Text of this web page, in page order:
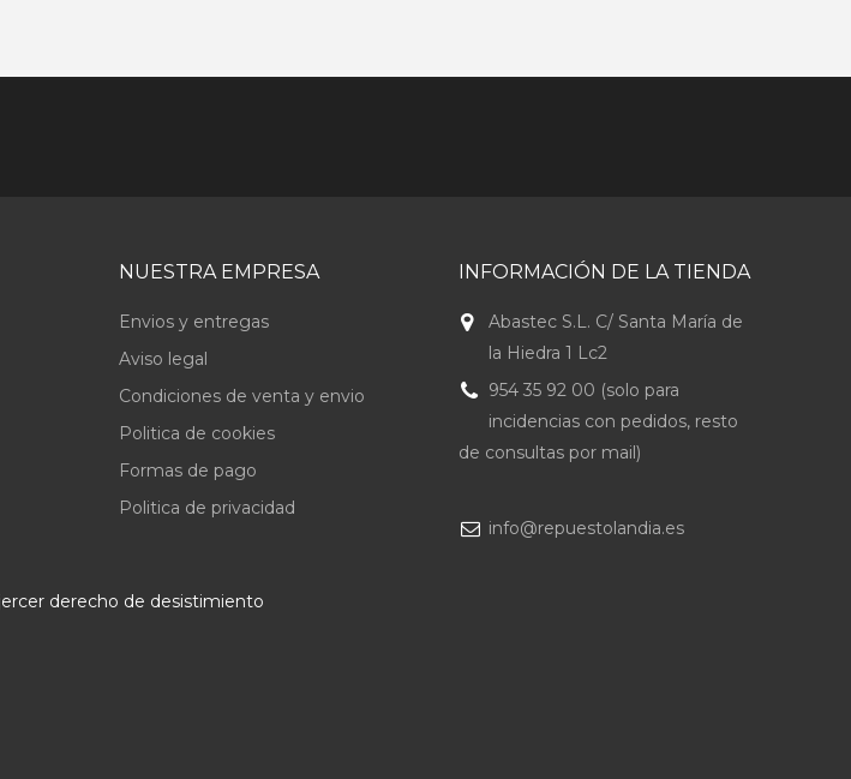
NUESTRA EMPRESA
Envios y entregas
Aviso legal
Condiciones de venta y envio
Politica de cookies
Formas de pago
Politica de privacidad
INFORMACIÓN DE LA TIENDA
Abastec S.L. C/ Santa María de
la Hiedra 1 Lc2
954 35 92 00 (solo para
incidencias con pedidos, resto
de consultas por mail)
info@repuestolandia.es
derecho de desistimiento